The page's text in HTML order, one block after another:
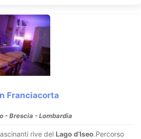
Franciacorta
- Brescia - Lombardia
rive del Lago d’Iseo.Percorso